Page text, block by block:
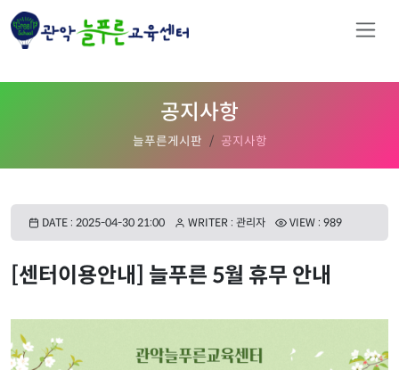
공지사항
늘푸른게시판 공지사항
DATE : 2025-04-30 21:00 WRITER : 관리자 VIEW : 989
[센터이용안내] 늘푸른 5월 휴무 안내